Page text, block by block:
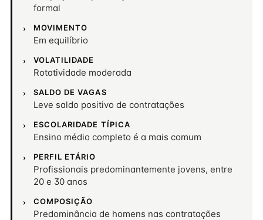
formal
MOVIMENTO
Em equilíbrio
VOLATILIDADE
Rotatividade moderada
SALDO DE VAGAS
Leve saldo positivo de contratações
ESCOLARIDADE TÍPICA
Ensino médio completo é a mais comum
PERFIL ETÁRIO
Profissionais predominantemente jovens, entre
20 e 30 anos
COMPOSIÇÃO
Predominância de homens nas contratações